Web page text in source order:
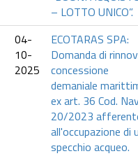
– LOTTO UNICO”.
04-
10-
2025
ECOTARAS SPA:
Domanda di
concessione
demaniale
ex art. 36 Cod.
20/2023
all'occupazione di
specchio acqueo.